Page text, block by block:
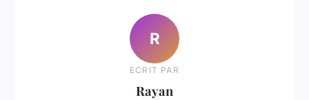
R
ECRIT PAR
Rayan